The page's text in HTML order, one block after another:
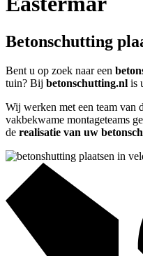
Betonschutting
Bent u op zoek naar een
tuin? Bij betonschutting.nl is
Wij werken met een team van
vakbekwame montageteams
de realisatie van uw